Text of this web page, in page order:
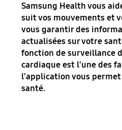
Samsung Health vous
suit vos mouvements et
vous garantir des
actualisées sur votre
fonction de surveillance
cardiaque est l'une des
l'application vous
santé.